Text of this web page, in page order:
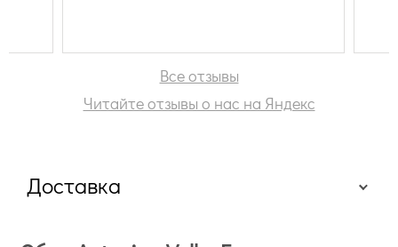
Все отзывы
Читайте отзывы о нас на Яндекс
Доставка